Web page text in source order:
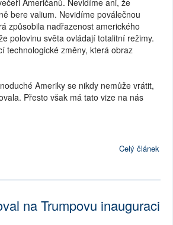
Američanů. Nevidíme ani, že
bere valium. Nevidíme poválečnou
způsobila nadřazenost amerického
polovinu světa ovládají totalitní režimy.
technologické změny, která obraz
Ameriky se nikdy nemůže vrátit,
Přesto však má tato vize na nás
Celý článek
na Trumpovu inauguraci